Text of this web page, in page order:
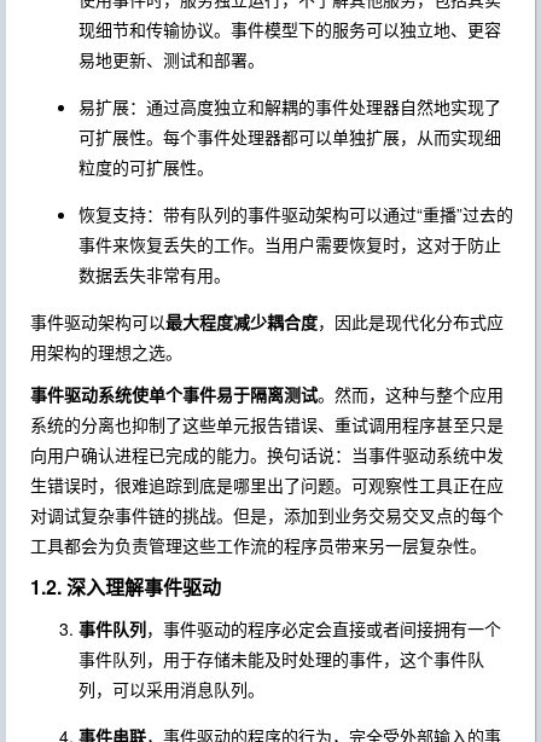
现细节和传输协议。事件模型下的服务可以独立地、更容
易地更新、测试和部署。
易扩展：通过高度独立和解耦的事件处理器自然地实现了
可扩展性。每个事件处理器都可以单独扩展，从而实现细
粒度的可扩展性。
恢复支持：带有队列的事件驱动架构可以通过“重播”过去的
事件来恢复丢失的工作。当用户需要恢复时，这对于防止
数据丢失非常有用。
事件驱动架构可以最大程度减少耦合度，因此是现代化分布式应
用架构的理想之选。
事件驱动系统使单个事件易于隔离测试。然而，这种与整个应用
系统的分离也抑制了这些单元报告错误、重试调用程序甚至只是
向用户确认进程已完成的能力。换句话说：当事件驱动系统中发
生错误时，很难追踪到底是哪里出了问题。可观察性工具正在应
对调试复杂事件链的挑战。但是，添加到业务交易交叉点的每个
工具都会为负责管理这些工作流的程序员带来另一层复杂性。
1.2. 深入理解事件驱动
事件队列，事件驱动的程序必定会直接或者间接拥有一个
事件队列，用于存储未能及时处理的事件，这个事件队
列，可以采用消息队列。
事件串联，事件驱动的程序的行为，完全受外部输入的事